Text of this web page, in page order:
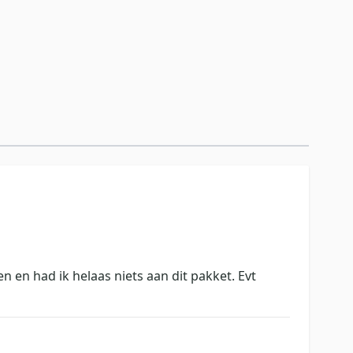
en had ik helaas niets aan dit pakket. Evt